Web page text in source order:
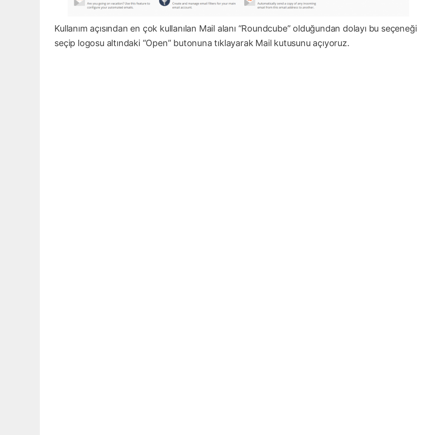
Kullanım açısından en çok kullanılan Mail alanı “Roundcube” olduğundan dolayı bu seçeneği
seçip logosu altındaki “Open” butonuna tıklayarak Mail kutusunu açıyoruz.